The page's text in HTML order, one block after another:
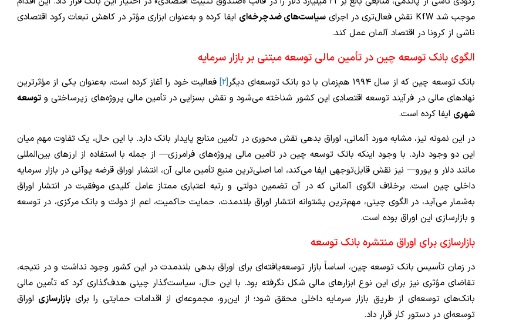
موجب شد KfW نقش فعال‌تری در اجرای
سیاست‌های ضدچرخه‌ای ایفا کرده و به‌عنوان ابزاری مؤثر در کاهش تبعات رکود اقتصادی
ناشی از کرونا در اقتصاد آلمان عمل کند.
الگوی بانک توسعه چین در تأمین مالی توسعه مبتنی بر بازار سرمایه
بانک توسعه چین که از سال ۱۹۹۴ هم‌زمان با دو بانک توسعه‌ای دیگر [۲] فعالیت خود را آغاز کرده است، به‌عنوان یکی از مؤثرترین
نهادهای مالی در فرآیند توسعه اقتصادی این کشور شناخته می‌شود و نقش بسزایی در تأمین مالی پروژه‌های زیرساختی و توسعه
شهری ایفا کرده است.
در این نمونه نیز، مشابه مورد آلمانی، اوراق بدهی نقش محوری در تأمین منابع پایدار بانک دارد. با این حال، یک تفاوت مهم میان
این دو وجود دارد. با وجود اینکه بانک توسعه چین در تأمین مالی پروژه‌های فرامرزی— از جمله با استفاده از ارزهای بین‌المللی
مانند دلار و یورو— نیز نقش قابل‌توجهی ایفا می‌کند، اما اصلی‌ترین منبع تأمین مالی آن، انتشار اوراق قرضه یوآنی در بازار سرمایه
داخلی چین است. برخلاف الگوی آلمانی که در آن تضمین دولتی و رتبه اعتباری ممتاز عامل کلیدی موفقیت در انتشار اوراق
به‌شمار می‌آید، در الگوی چینی، مهم‌ترین پشتوانه انتشار اوراق بلندمدت، حمایت حاکمیت، اعم از دولت و بانک مرکزی، در توسعه
و بازارسازی این اوراق بوده است.
بازارسازی برای اوراق منتشره بانک توسعه
در زمان تأسیس بانک توسعه چین، اساساً بازار توسعه‌یافته‌ای برای اوراق بدهی بلندمدت در این کشور وجود نداشت و در نتیجه،
تقاضای مؤثری نیز برای این نوع ابزارهای مالی شکل نگرفته بود. با این حال، سیاست‌گذار چینی هدف‌گذاری کرد که تأمین مالی
بانک‌های توسعه‌ای از طریق بازار سرمایه داخلی محقق شود؛ از این‌رو، مجموعه‌ای از اقدامات حمایتی را برای بازارسازی اوراق
توسعه‌ای در دستور کار قرار داد.